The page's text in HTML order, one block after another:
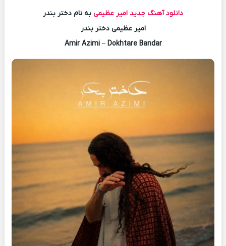
دانلود آهنگ جدید امیر عظیمی به نام دختر بندر
امیر عظیمی دختر بندر
Amir Azimi – Dokhtare Bandar